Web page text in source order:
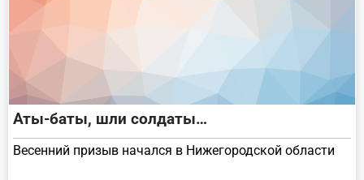
Аты-баты, шли солдаты…
Весенний призыв начался в Нижегородской области